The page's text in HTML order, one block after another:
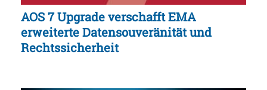
AOS 7 Upgrade verschafft EMA
erweiterte Datensouveränität und
Rechtssicherheit